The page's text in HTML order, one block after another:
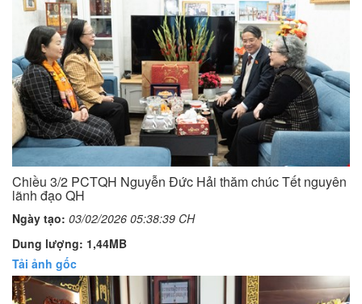
Chiều 3/2 PCTQH Nguyễn Đức Hải thăm chúc Tết nguyên
lãnh đạo QH
Ngày tạo: 03/02/2026 05:38:39 CH
Dung lượng: 1,44MB
Tải ảnh gốc